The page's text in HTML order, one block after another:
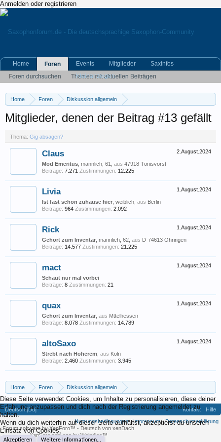
Anmelden oder registrieren
Home Foren
Diskussion allgemein
Mitglieder, denen der Beitrag #13 gefällt
Thema: Gig absagen?
2.August.2024
Claus
Mod Emeritus , männlich, 61, aus 47918 Tönisvorst
Beiträge: 7.271 Zustimmungen: 12.225
1.August.2024
Livia
Ist fast schon zuhause hier , weiblich, aus Berlin
Beiträge: 964 Zustimmungen: 2.092
1.August.2024
Rick
Gehört zum Inventar , männlich, 62, aus D-74613 Öhringen
Beiträge: 14.577 Zustimmungen: 21.225
1.August.2024
mact
Schaut nur mal vorbei
Beiträge: 8 Zustimmungen: 21
1.August.2024
quax
Gehört zum Inventar aus Mttelhessen
Beiträge: 8.078 Zustimmungen: 14.789
1.August.2024
altoSaxo
Strebt nach Höherem aus Köln
Beiträge: 2.460 Zustimmungen: 3.945
Home Foren
Diskussion allgemein
Eigene (musikrelevante) Themen
Gig absagen?
Home
Foren
Foren durchsuchen
Themen mit aktuellen Beiträgen
Events Mitglieder
Saxinfos
Kleinanzeigen
Deutsch [Du] Kontakt
Hilfe
Nutzungsbedingungen
Impressum
Datenschutzerklärung
Forum software by XenForo™ - Deutsch von xenDach
XenForo add-ons by Waindigo™
Diese Seite verwendet Cookies, um Inhalte zu personalisieren, diese deiner
Erfahrung anzupassen und dich nach der Registrierung angemeldet zu
halten.
Wenn du dich weiterhin auf dieser Seite aufhältst, akzeptierst du unseren
Einsatz von Cookies.
Akzeptieren Weitere Informationen...